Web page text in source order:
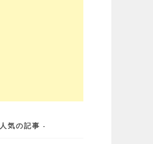
人気の記事